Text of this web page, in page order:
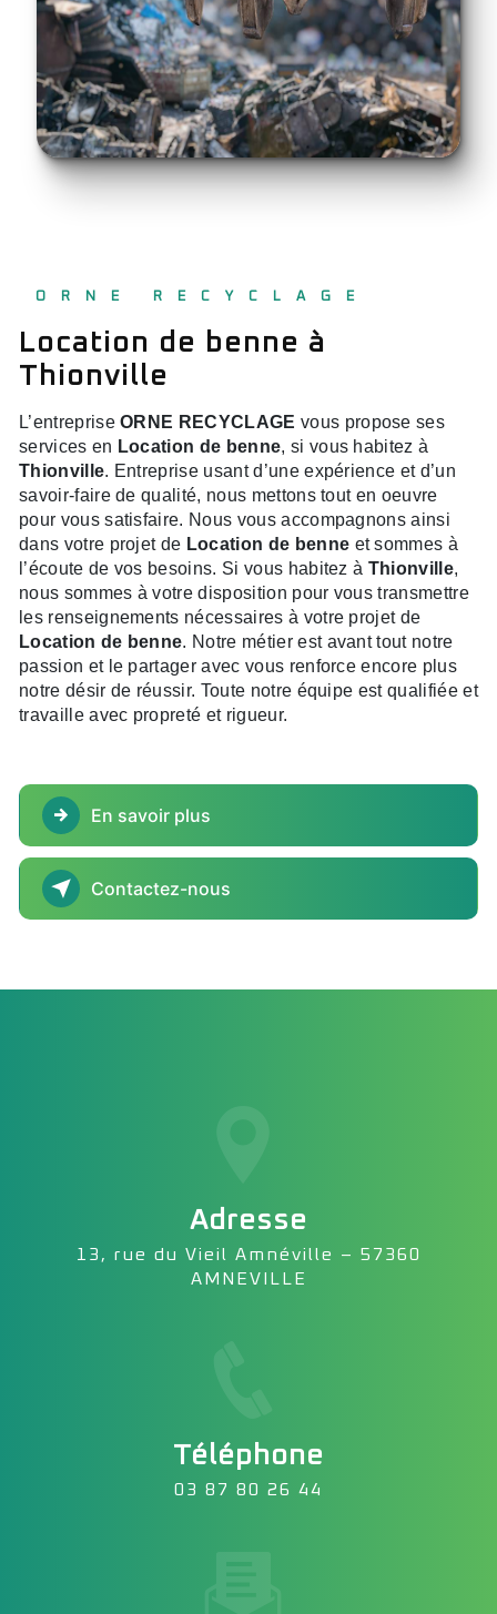
ORNE RECYCLAGE
Location de benne à
Thionville
L’entrepriseORNE RECYCLAGE vous propose ses
services en Location de benne, si vous habitez à
Thionville. Entreprise usant d’une expérience et d’un
savoir-faire de qualité, nous mettons tout en oeuvre
pour vous satisfaire. Nous vous accompagnons ainsi
dans votre projet de Location de benne et sommes à
l’écoute de vos besoins. Si vous habitez à Thionville,
nous sommes à votre disposition pour vous transmettre
les renseignements nécessaires à votre projet de
Location de benne. Notre métier est avant tout notre
passion et le partager avec vous renforce encore plus
notre désir de réussir. Toute notre équipe est qualifiée et
travaille avec propreté et rigueur.
En savoir plus
Contactez-nous
Adresse
13, rue du Vieil Amnéville – 57360
AMNEVILLE
Téléphone
03 87 80 26 44